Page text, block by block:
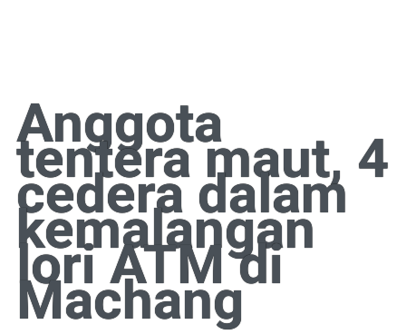
Anggota
tentera maut, 4
cedera dalam
kemalangan
lori ATM di
Machang